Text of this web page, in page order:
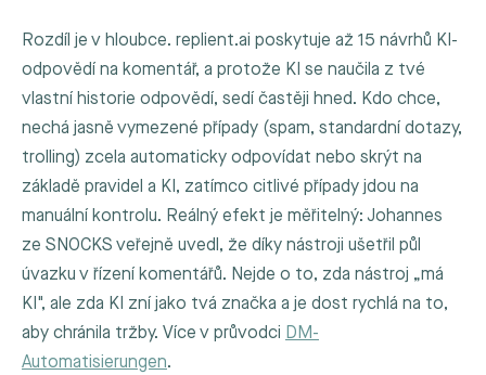
Rozdíl je v hloubce. replient.ai poskytuje až 15 návrhů KI-
odpovědí na komentář, a protože KI se naučila z tvé
vlastní historie odpovědí, sedí častěji hned. Kdo chce,
nechá jasně vymezené případy (spam, standardní dotazy,
trolling) zcela automaticky odpovídat nebo skrýt na
základě pravidel a KI, zatímco citlivé případy jdou na
manuální kontrolu. Reálný efekt je měřitelný: Johannes
ze SNOCKS veřejně uvedl, že díky nástroji ušetřil půl
úvazku v řízení komentářů. Nejde o to, zda nástroj „má
KI", ale zda KI zní jako tvá značka a je dost rychlá na to,
aby chránila tržby. Více v průvodci DM-
Automatisierungen.